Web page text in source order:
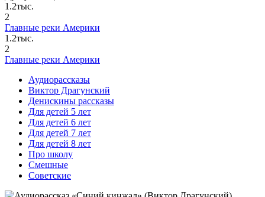
1.2тыс.
2
Главные реки Америки
1.2тыс.
2
Главные реки Америки
Аудиорассказы
Виктор Драгунский
Денискины рассказы
Для детей 5 лет
Для детей 6 лет
Для детей 7 лет
Для детей 8 лет
Про школу
Смешные
Советские